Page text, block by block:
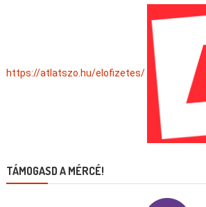
https://atlatszo.hu/elofizetes/
TÁMOGASD A MÉRCÉ!